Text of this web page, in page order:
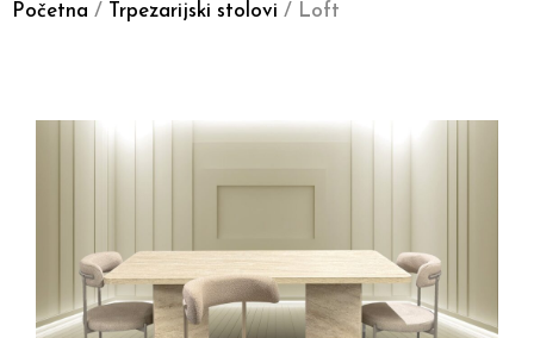
Početna / Trpezarijski stolovi / Loft